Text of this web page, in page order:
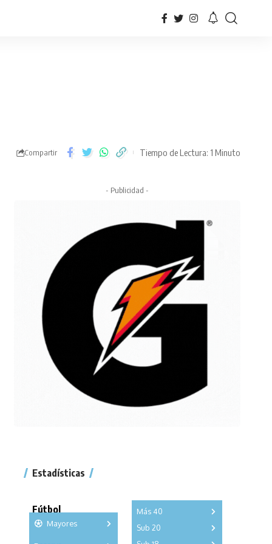
Compartir Tiempo de Lectura: 1 Minuto
- Publicidad -
Estadísticas
Fútbol
Mayores
Más 40
Sub 20